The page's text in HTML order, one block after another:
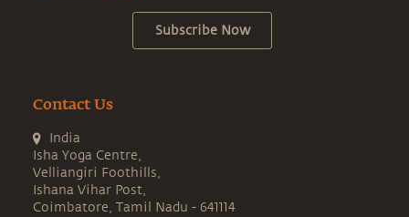
Subscribe Now
Contact Us
India
Isha Yoga Centre,
Velliangiri Foothills,
Ishana Vihar Post,
Coimbatore, Tamil Nadu - 641114